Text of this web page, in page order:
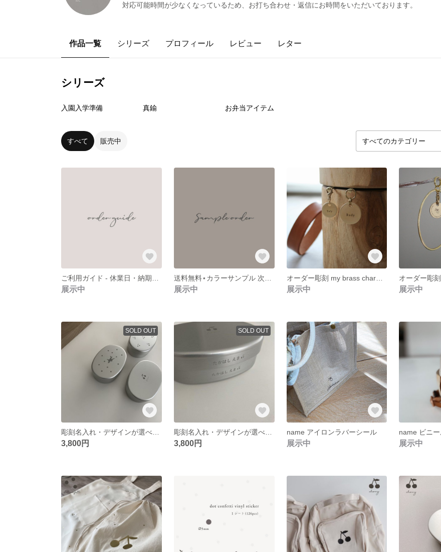
対応可能時間が少なくなっているため、お打ち合わせ・返信にお時間をいただいております。
作品一覧 シリーズ プロフィール レビュー レター
シリーズ
入園入学準備 真鍮 お弁当アイテム
すべて 販売中
展示中 展示中
オーダー彫刻 my brass charm ブラスチャーム
展示中 展示中
SOLD OUT
3,800円
SOLD OUT
彫刻名入れ・デザインが選べる アルミお弁当箱 /motif＋name
3,800円
name アイロンラバーシール
展示中
name ビニ
展示中